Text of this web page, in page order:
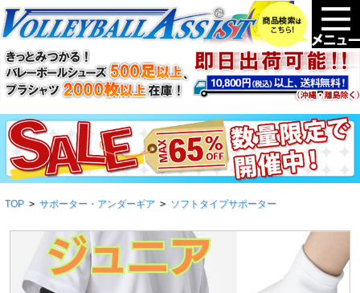
TOP > サポーター・アンダーギア > ソフトタイプサポーター